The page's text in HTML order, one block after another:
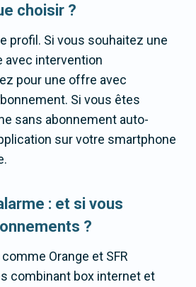
choisir ?
profil. Si vous souhaitez une
avec intervention
pour une offre avec
Si vous êtes
sans abonnement auto-
sur votre smartphone
: et si vous
?
Orange et SFR
combinant box internet et